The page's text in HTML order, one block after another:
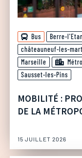
Bus Berre-
châteauneuf-les-
Marseille
Sausset-les-Pins
MOBILITÉ :
DE LA
15 JUILLET 2026